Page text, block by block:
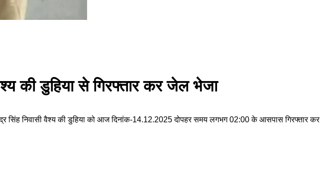
की डुहिया से गिरफ्तार कर जेल भेजा
सिंह निवासी वैश्य की डुहिया को आज दिनांक-14.12.2025 दोपहर समय लगभग 02:00 के आसपास गिरफ्तार कर